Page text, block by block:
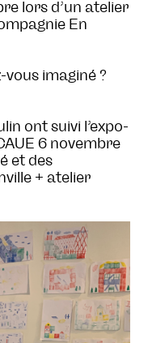
lors d’un atelier
En
vous imaginé ?
ont suivi l’expo-
6 novembre
et des
+ atelier